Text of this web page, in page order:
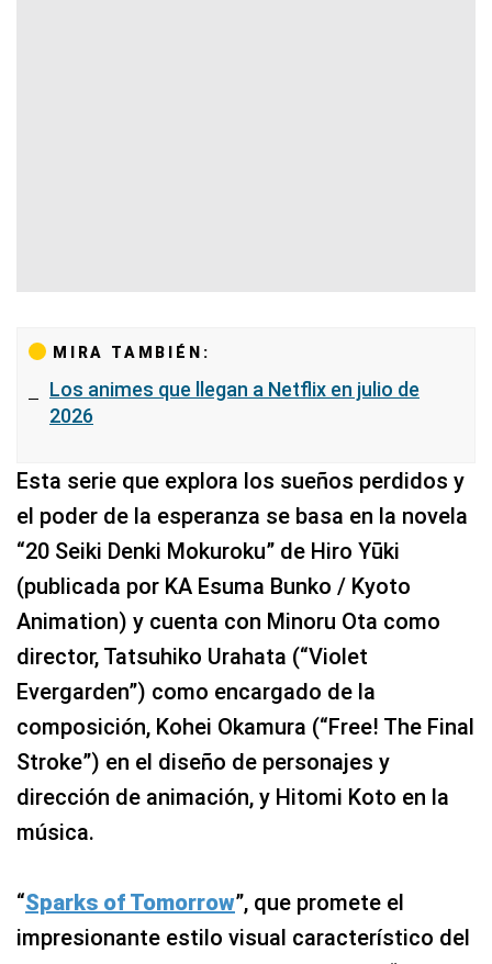
MIRA TAMBIÉN:
Los animes que llegan a Netflix en julio de
2026
Esta serie que explora los sueños perdidos y
el poder de la esperanza se basa en la novela
“20 Seiki Denki Mokuroku” de Hiro Yūki
(publicada por KA Esuma Bunko / Kyoto
Animation) y cuenta con Minoru Ota como
director, Tatsuhiko Urahata (“Violet
Evergarden”) como encargado de la
composición, Kohei Okamura (“Free! The Final
Stroke”) en el diseño de personajes y
dirección de animación, y Hitomi Koto en la
música.
“Sparks of Tomorrow”, que promete el
impresionante estilo visual característico del